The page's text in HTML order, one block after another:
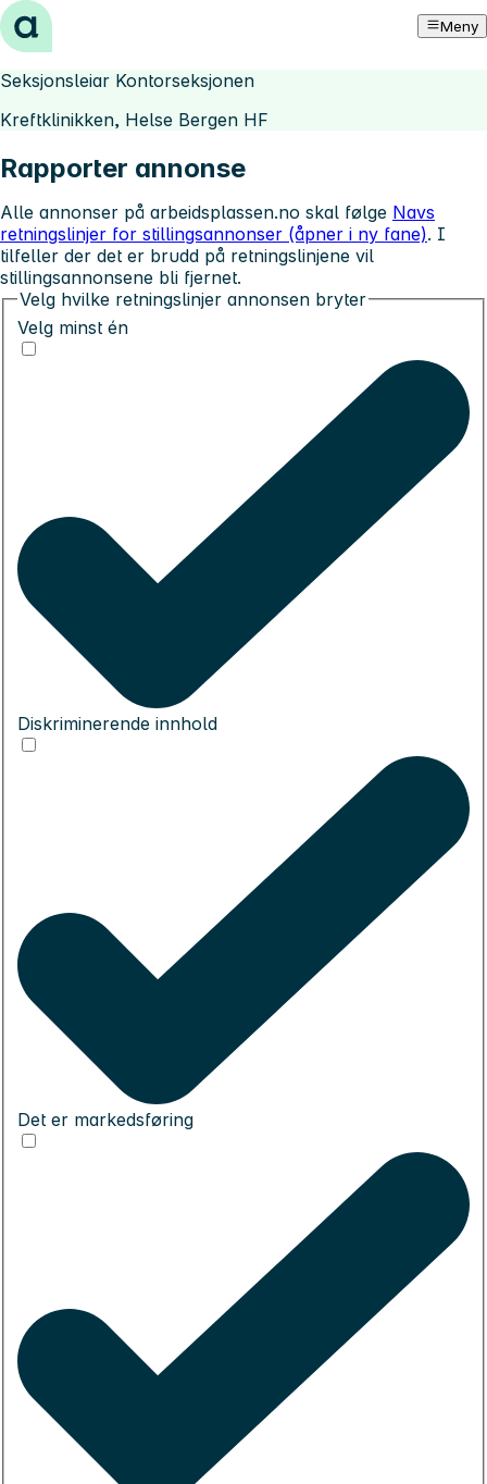
Hopp til innhold Meny
Seksjonsleiar Kontorseksjonen
Kreftklinikken, Helse Bergen HF
Rapporter annonse
Alle annonser på arbeidsplassen.no skal følge Navs
retningslinjer for stillingsannonser (åpner i ny fane). I
tilfeller der det er brudd på retningslinjene vil
stillingsannonsene bli fjernet.
Velg hvilke retningslinjer annonsen bryter
Velg minst én
Diskriminerende innhold
Det er markedsføring